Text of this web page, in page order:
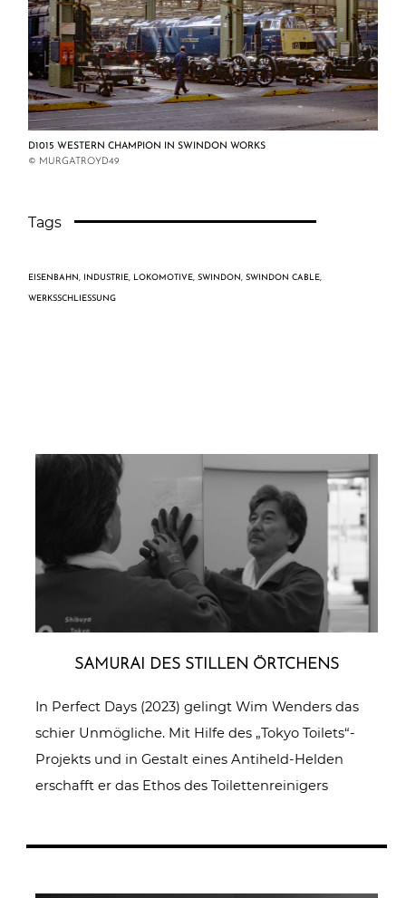
D1015 WESTERN CHAMPION IN SWINDON WORKS
© MURGATROYD49
Tags
EISENBAHN INDUSTRIE LOKOMOTIVE ,SWINDON ,SWINDON CABLE
WERKSSCHLIESSUNG
SAMURAI DES STILLEN ÖRTCHENS
In Perfect Days (2023) gelingt Wim Wenders das
schier Unmögliche. Mit Hilfe des „Tokyo Toilets“-
Projekts und in Gestalt eines Antiheld-Helden
erschafft er das Ethos des Toilettenreinigers